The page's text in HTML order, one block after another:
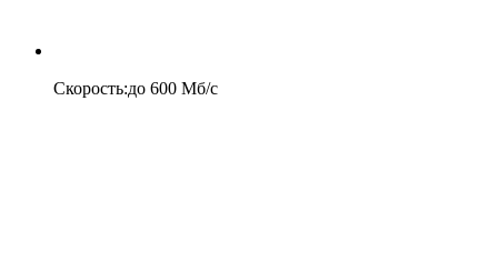
Скорость:до 600 Мб/c